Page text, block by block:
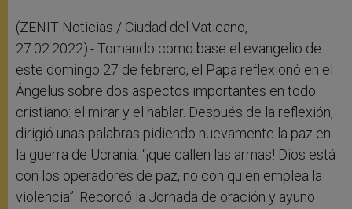
(ZENIT Noticias / Ciudad del Vaticano,
27.02.2022).- Tomando como base el evangelio de
este domingo 27 de febrero, el Papa reflexionó en el
Ángelus sobre dos aspectos importantes en todo
cristiano: el mirar y el hablar. Después de la reflexión,
dirigió unas palabras pidiendo nuevamente la paz en
la guerra de Ucrania: “¡que callen las armas! Dios está
con los operadores de paz, no con quien emplea la
violencia”. Recordó la Jornada de oración y ayuno